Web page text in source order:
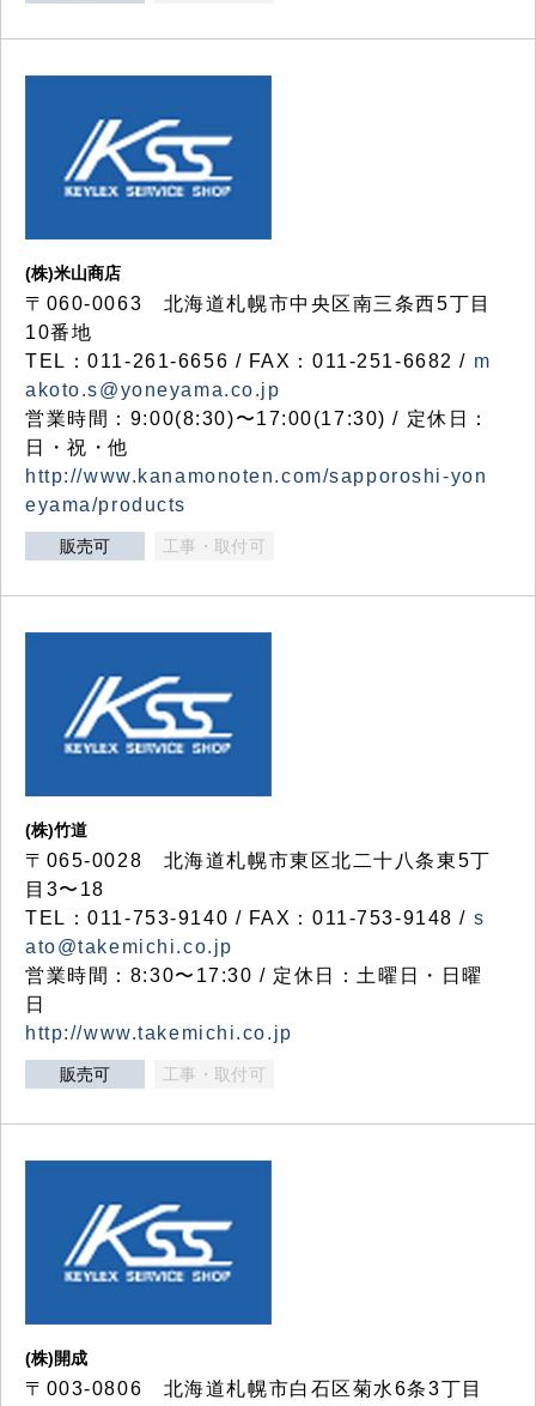
(株)米山商店
〒060-0063 北海道札幌市中央区南三条西5丁目
10番地
TEL：011-261-6656 / FAX：011-251-6682 / m
akoto.s@yoneyama.co.jp
営業時間：9:00(8:30)〜17:00(17:30) / 定休日：
日・祝・他
http://www.kanamonoten.com/sapporoshi-yon
eyama/products
販売可 工事・取付可
(株)竹道
〒065-0028 北海道札幌市東区北二十八条東5丁
目3〜18
TEL：011-753-9140 / FAX：011-753-9148 / s
ato@takemichi.co.jp
営業時間：8:30〜17:30 / 定休日：土曜日・日曜
日
http://www.takemichi.co.jp
販売可 工事・取付可
(株)開成
〒003-0806 北海道札幌市白石区菊水6条3丁目